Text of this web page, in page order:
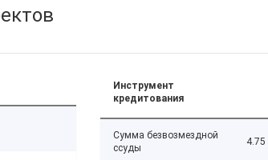
Инструмент
кредитования
Сумма безвозмездной
ссуды
4.75